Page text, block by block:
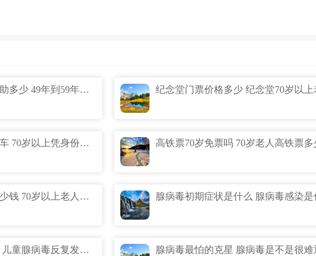
49至53年养老金国家补助多少 49年到59年养老金是多少
七十岁以上异地乘公交车 70岁以上凭身份证可乘公交车吗 高铁票70岁免票吗 70岁老人高铁票多
75岁以上老人旅游团多少钱 70岁以上老人去九寨沟报团多少钱
儿童腺病毒症状及表现 儿童腺病毒反复发烧一般几天 腺病毒最怕的克星 腺病毒是不是很难